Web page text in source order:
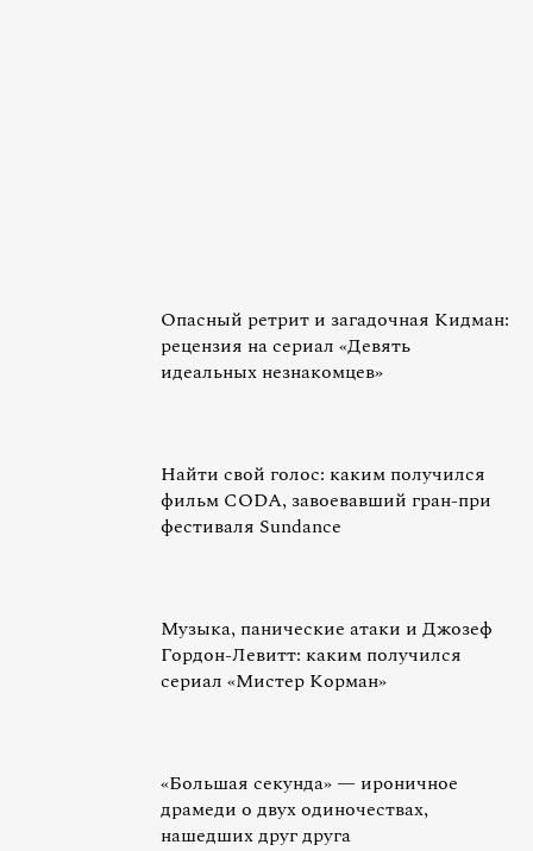
Опасный ретрит и загадочная Кидман:
рецензия на сериал «Девять
идеальных незнакомцев»
Найти свой голос: каким получился
фильм CODA, завоевавший гран-при
фестиваля Sundance
Музыка, панические атаки и Джозеф
Гордон-Левитт: каким получился
сериал «Мистер Корман»
«Большая секунда» — ироничное
драмеди о двух одиночествах,
нашедших друг друга